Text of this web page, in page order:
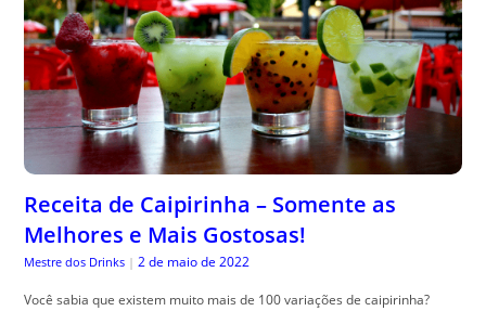
Receita de Caipirinha – Somente as
Melhores e Mais Gostosas!
Mestre dos Drinks | 2 de maio de 2022
Você sabia que existem muito mais de 100 variações de caipirinha?